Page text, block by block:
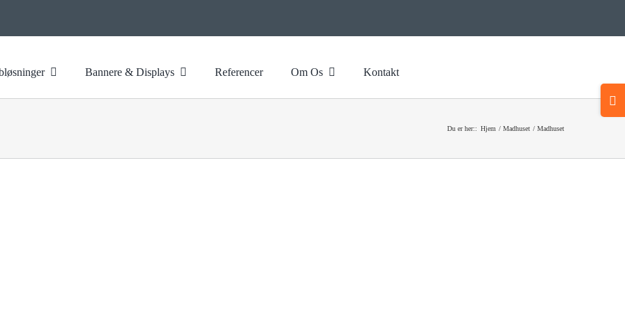
Bannere & Displays Referencer Om Os Kontakt
Du er her:: Hjem Madhuset Madhuset